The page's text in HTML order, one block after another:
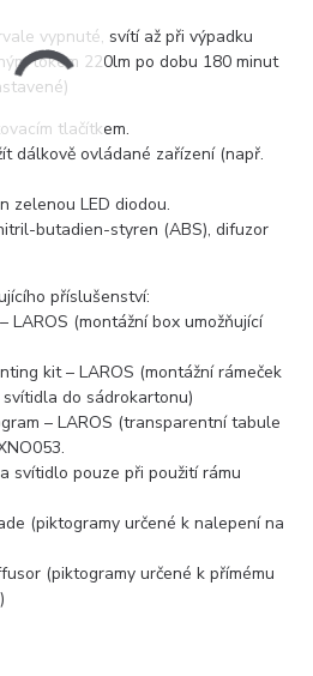
vypnuté, svítí až při výpadku
tokem 220lm po dobu 180 minut
tlačítkem.
dálkově ovládané zařízení (např.
zelenou LED diodou.
butadien-styren (ABS), difuzor
příslušenství:
LAROS (montážní box umožňující
kit – LAROS (montážní rámeček
do sádrokartonu)
– LAROS (transparentní tabule
svítidlo pouze při použití rámu
(piktogramy určené k nalepení na
(piktogramy určené k přímému